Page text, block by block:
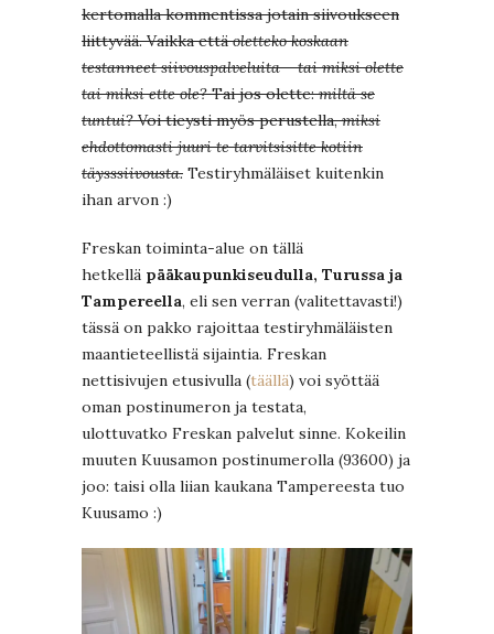
kertomalla kommentissa jotain siivoukseen
liittyvää. Vaikka ettäoletteko koskaan
testanneet siivouspalveluita – tai miksi olette
tai miksi ette ole?Tai jos olette:miltä se
tuntui?Voi tieysti myös perustella,miksi
ehdottomasti juuri te tarvitsisitte kotiin
täysssiivousta. Testiryhmäläiset kuitenkin
ihan arvon :)
Freskan toiminta-alue on tällä
hetkellä pääkaupunkiseudulla, Turussa ja
Tampereella, eli sen verran (valitettavasti!)
tässä on pakko rajoittaa testiryhmäläisten
maantieteellistä sijaintia. Freskan
nettisivujen etusivulla (täällä) voi syöttää
oman postinumeron ja testata,
ulottuvatko Freskan palvelut sinne. Kokeilin
muuten Kuusamon postinumerolla (93600) ja
joo: taisi olla liian kaukana Tampereesta tuo
Kuusamo :)